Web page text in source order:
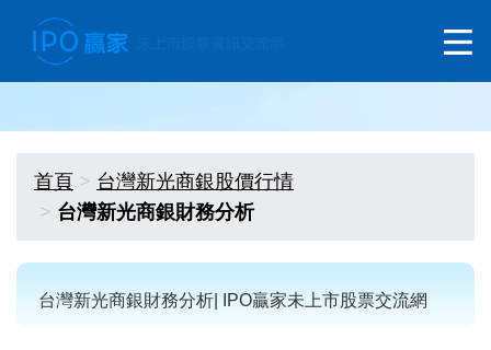
首頁
台灣新光商銀股價行情
台灣新光商銀財務分析
台灣新光商銀財務分析| IPO贏家未上市股票交流網